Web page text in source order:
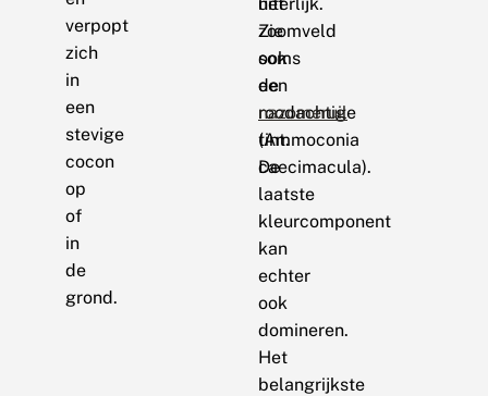
verpopt
zich
in
een
stevige
cocon
op
of
in
de
grond.
zoomveld
soms
een
roodachtige
tint.
De
laatste
kleurcomponent
kan
echter
ook
domineren.
Het
belangrijkste
Zie
ook
de
nazomeruil
(Ammoconia
caecimacula).